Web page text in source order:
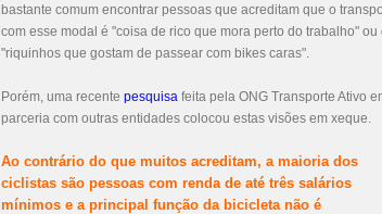
bastante comum encontrar pessoas que acreditam que o
com esse modal é "coisa de rico que mora perto do trabalho" ou
"riquinhos que gostam de passear com bikes caras".
Porém, uma recente pesquisa feita pela ONG Transporte Ativo
parceria com outras entidades colocou estas visões em xeque.
Ao contrário do que muitos acreditam, a maioria dos
ciclistas são pessoas com renda de até três salários
mínimos e a principal função da bicicleta não é